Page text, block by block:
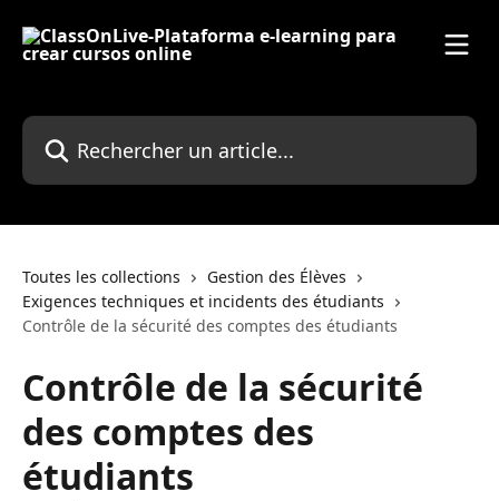
Rechercher un article...
Toutes les collections
Gestion des Élèves
Exigences techniques et incidents des étudiants
Contrôle de la sécurité des comptes des étudiants
Contrôle de la sécurité
des comptes des
étudiants